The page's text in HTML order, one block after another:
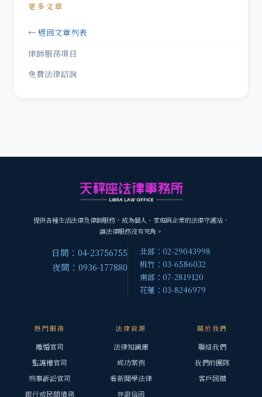
更多文章
← 返回文章列表
律師服務項目
免費法律諮詢
提供各種生活法律及律師服務，成為個人、家庭與企業的法律守護站，
讓法律服務沒有死角。
日間：04-23756755
夜間：0936-177880
北部：02-29043998
桃竹：03-6586032
南部：07-2819120
花蓮：03-8246979
熱門服務
離婚官司
監護權官司
刑事訴訟官司
銀行或民間債務
法律資源
法律知識庫
成功案例
看新聞學法律
存證信函
關於我們
聯絡我們
我們的團隊
客戶回饋